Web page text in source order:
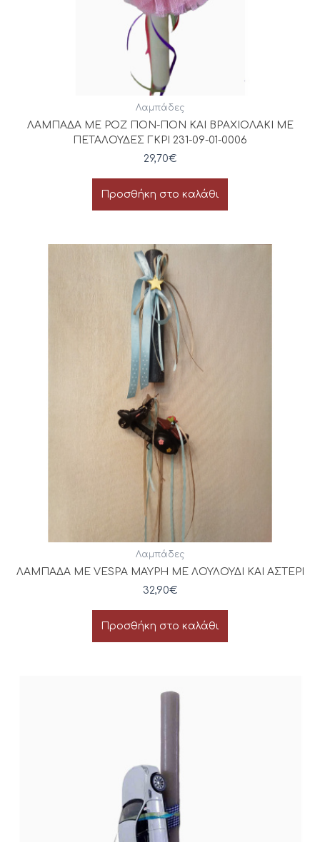
Λαμπάδες
ΛΑΜΠΑΔΑ ΜΕ ΡΟΖ ΠΟΝ-ΠΟΝ ΚΑΙ ΒΡΑΧΙΟΛΑΚΙ ΜΕ
ΠΕΤΑΛΟΥΔΕΣ ΓΚΡΙ 231-09-01-0006
29,70€
Προσθήκη στο καλάθι
Λαμπάδες
ΛΑΜΠΑΔΑ ΜΕ VESPA ΜΑΥΡΗ ΜΕ ΛΟΥΛΟΥΔΙ ΚΑΙ ΑΣΤΕΡΙ
32,90€
Προσθήκη στο καλάθι